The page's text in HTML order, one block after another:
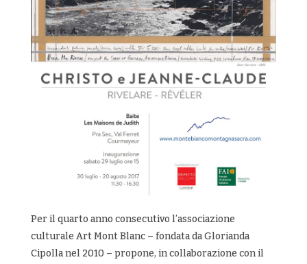
Per il quarto anno consecutivo l’associazione
culturale Art Mont Blanc – fondata da Glorianda
Cipolla nel 2010 – propone, in collaborazione con il